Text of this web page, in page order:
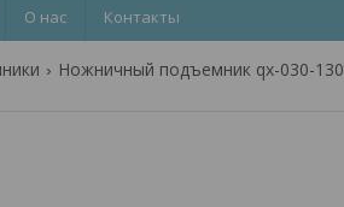
О нас Контакты
Ножничный подъемник qx-030-130